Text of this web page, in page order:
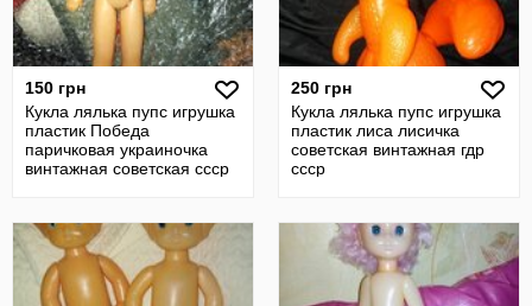
150 грн
Кукла лялька пупс игрушка
пластик Победа
паричковая украиночка
винтажная советская ссср
250 грн
Кукла лялька пупс игрушка
пластик лиса лисичка
советская винтажная гдр
ссср